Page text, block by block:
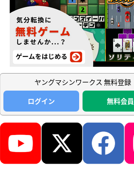
ヤングマシンワークス 無料登録
ログイン
無料会員